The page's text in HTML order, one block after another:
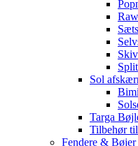
Sol
Targa
Tilbehør
Fendere & Bøjer